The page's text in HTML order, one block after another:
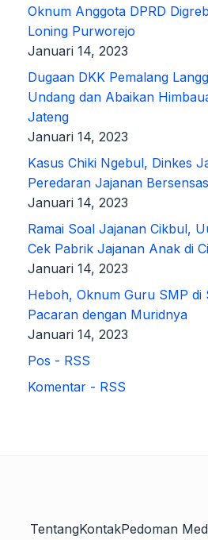
Oknum Anggota DPRD
Loning Purworejo
Januari 14, 2023
Dugaan DKK Pemalang
Undang dan Abaikan
Jateng
Januari 14, 2023
Kasus Chiki Ngebul, Dinkes
Peredaran Jajanan
Januari 14, 2023
Ramai Soal Jajanan Cikbul,
Cek Pabrik Jajanan Anak di
Januari 14, 2023
Heboh, Oknum Guru SMP di
Pacaran dengan Muridnya
Januari 14, 2023
Pos - RSS
Komentar - RSS
TentangKontakPedoman